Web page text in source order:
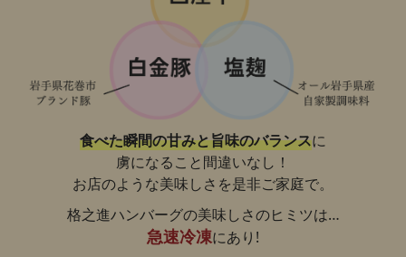
食べた瞬間の甘みと旨味のバランスに
虜になること間違いなし！
お店のような美味しさを是非ご家庭で。
格之進ハンバーグの美味しさのヒミツは…
急速冷凍にあり!